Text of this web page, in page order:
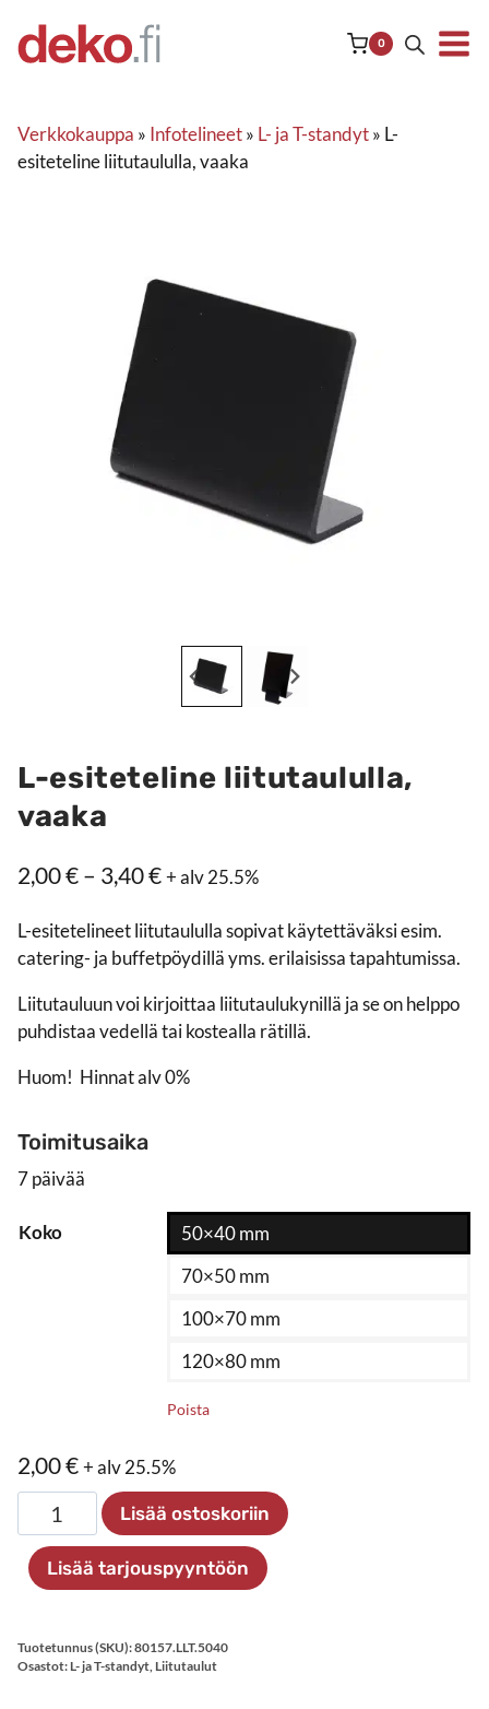
sisältöön
0
Verkkokauppa » Infotelineet» L- ja T-standyt» L-
esiteteline liitutaululla, vaaka
L-esiteteline liitutaululla,
vaaka
2,00€– 3,40€Hintaluokka:
–
3,40 €
+ alv 25.5%
L-esitetelineet liitutaululla sopivat käytettäväksi esim.
catering- ja buffetpöydillä yms. erilaisissa tapahtumissa.
Liitutauluun voi kirjoittaa liitutaulukynillä ja se on helppo
puhdistaa vedellä tai kostealla rätillä.
Huom! Hinnat alv 0%
Toimitusaika
7 päivää
Koko
50×40 mm
70×50 mm
100×70 mm
120×80 mm
Poista
2,00€+ alv 25.5%
esiteteline
liitutaululla,
vaaka
Lisää ostoskoriin
Lisää tarjouspyyntöön
Tuotetunnus (SKU):80157.LLT.5040
Osastot: L- ja T-standyt, Liitutaulut